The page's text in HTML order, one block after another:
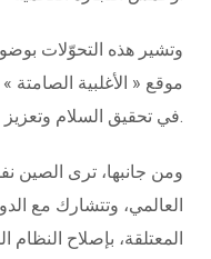
وتشير هذه التحوّلات
موقع « الأغلبية الصامتة
في تحقيق السلام وتعزيز التنمية وتحسين الحوكمة العالمية.
ومن جانبها، ترى الصين
العالمي، وتتشارك مع
المعتلقة، بإصلاح النظام